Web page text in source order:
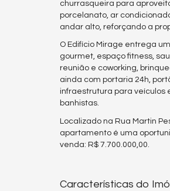
churrasqueira para
porcelanato, ar
andar alto, reforçando a
O Edifício Mirage entrega
gourmet, espaço fitness,
reunião e coworking,
ainda com portaria 24h,
infraestrutura para veículos
banhistas.
Localizado na Rua Martin
apartamento é uma
venda: R$ 7.700.000,00.
Características do